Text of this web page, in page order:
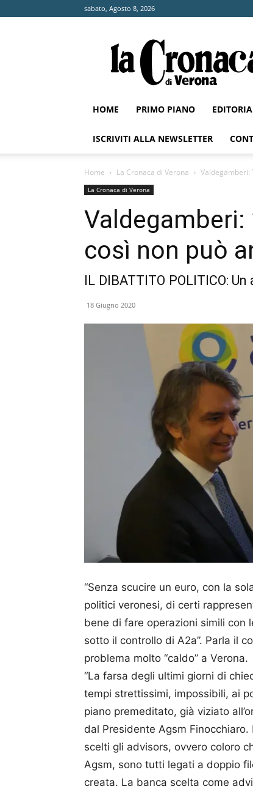
sabato, Agosto 8, 2026
Cronaca
di
Verona
HOME PRIMO PIANO
ISCRIVITI ALLA NEWSLETTER
Home La Cronaca di Verona Valdegamberi:
La Cronaca di Verona
Valdegamberi:
così non può
IL DIBATTITO POLITICO:
18 Giugno 2020
“Senza scucire un euro, con la
politici veronesi, di certi
bene di fare operazioni simili con
sotto il controllo di A2a”. Parla il
problema molto “caldo” a Verona.
“La farsa degli ultimi giorni di
tempi strettissimi, impossibili, ai
piano premeditato, già viziato
dal Presidente Agsm
scelti gli advisors, ovvero coloro
Agsm, sono tutti legati a doppio
creata. La banca scelta come